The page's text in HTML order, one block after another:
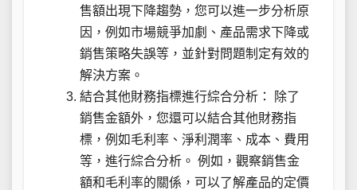
售額出現下降趨勢，您可以進一步分析原
因，例如市場競爭加劇、產品需求下降或
銷售策略失誤等，並針對問題制定有效的
解決方案。
結合其他財務指標進行綜合分析： 除了
銷售金額外，您還可以結合其他財務指
標，例如毛利率、淨利潤率、成本、費用
等，進行綜合分析。 例如，觀察銷售金
額和毛利率的關係，可以了解產品的定價